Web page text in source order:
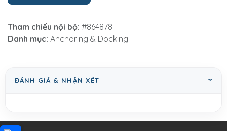
Tham chiếu nội bộ: #864878
Danh mục: Anchoring & Docking
ĐÁNH GIÁ & NHẬN XÉT